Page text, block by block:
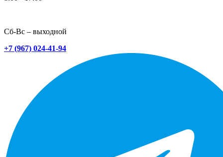
Сб-Вс – выходной
+7 (967) 024-41-94